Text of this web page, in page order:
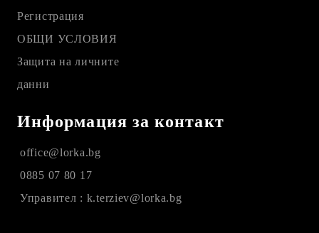
Регистрация
ОБЩИ УСЛОВИЯ
Защита на личните
данни
Информация за контакт
office@lorka.bg
0885 07 80 17
Управител : k.terziev@lorka.bg